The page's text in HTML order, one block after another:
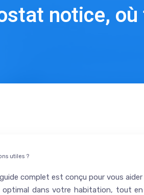
notice,
utiles ?
complet est conçu pour vous
dans votre habitation, tout en